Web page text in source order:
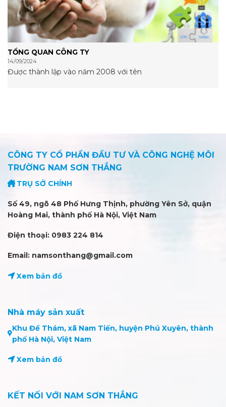
TỔNG QUAN CÔNG TY
14/09/2024
Được thành lập vào năm 2008 với tên
CÔNG TY CỔ PHẦN ĐẦU TƯ VÀ CÔNG NGHỆ MÔI
TRƯỜNG NAM SƠN THẮNG
TRỤ SỞ CHÍNH
Số 49, ngõ 48 Phố Hưng Thịnh, phường Yên Sở, quận
Hoàng Mai, thành phố Hà Nội, Việt Nam
Điện thoại: 0983 224 814
Email: namsonthang@gmail.com
Xem bản đồ
Nhà máy sản xuất
Khu Đề Thám, xã Nam Tiến, huyện Phú Xuyên, thành
phố Hà Nội, Việt Nam
Xem bản đồ
KẾT NỐI VỚI NAM SƠN THẮNG